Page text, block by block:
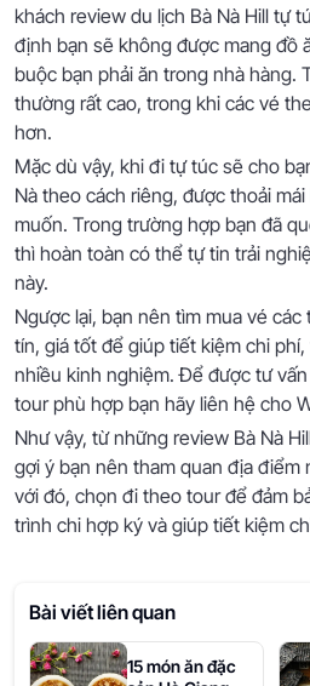
khách review du lịch Bà Nà Hill tự
định bạn sẽ không được mang đồ
buộc bạn phải ăn trong nhà hàng.
thường rất cao, trong khi các vé
hơn.
Mặc dù vậy, khi đi tự túc sẽ cho
Nà theo cách riêng, được thoải
muốn. Trong trường hợp bạn đã
thì hoàn toàn có thể tự tin trải
này.
Ngược lại, bạn nên tìm mua vé các
tín, giá tốt để giúp tiết kiệm chi
nhiều kinh nghiệm. Để được tư
tour phù hợp bạn hãy liên hệ cho
Như vậy, từ những review Bà Nà
gợi ý bạn nên tham quan địa điểm
với đó, chọn đi theo tour để đảm
trình chi hợp ký và giúp tiết kiệm
Bài viết liên quan
15 món ăn đặc